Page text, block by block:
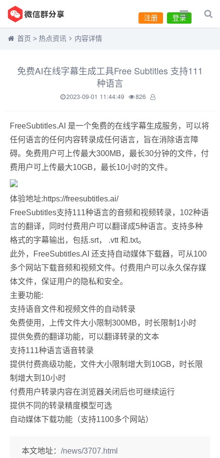
登录
注册
首页 > 热点资讯 内容详情
免费AI在线字幕生成工具Free Subtitles 支持111
种语言
2023-09-01 11:44:49 826
FreeSubtitles.AI 是一个免费的在线字幕生成服务，可以将
任何语言的任何内容转录成任何语言，旨在消除语言障
碍。免费用户可上传最大300MB，最长30分钟的文件，付
费用户可上传最大10GB，最长10小时的文件。
体验地址:https://freesubtitles.ai/
FreeSubtitles支持111种语言的音频和视频转录，102种语
言的翻译，同时付费用户可以翻译成5种语言。支持多种
格式的字幕输出，包括.srt， .vtt 和.txt。
此外，FreeSubtitles.AI 还支持自动媒体下载器，可从100
多个网站下载音频和视频文件。付费用户可以永久保存媒
体文件，保证用户的隐私和安全。
主要功能:
支持语音文件和视频文件的自动转录
免费使用，上传文件大小限制300MB，时长限制1小时
提供免费的翻译功能，可以翻译转录的文本
支持111种语言语音转录
提供付费高级功能，文件大小限制增大到10GB，时长限
制增大到10小时
付费用户转录内容在浏览器关闭后也可继续运行
提供不同的转录精度模型可选
自动媒体下载功能（支持1100多个网站）
本文地址： /news/3707.html